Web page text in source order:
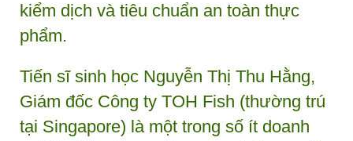
kiểm dịch và tiêu chuẩn an toàn thực
phẩm.
Tiến sĩ sinh học Nguyễn Thị Thu Hằng,
Giám đốc Công ty TOH Fish (thường trú
tại Singapore) là một trong số ít doanh